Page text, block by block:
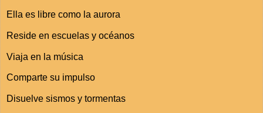
Ella es libre como la aurora
Reside en escuelas y océanos
Viaja en la música
Comparte su impulso
Disuelve sismos y tormentas